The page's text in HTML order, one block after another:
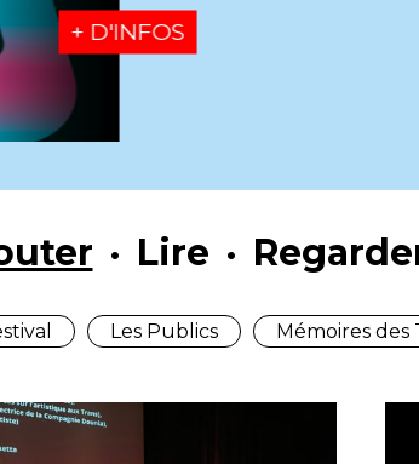
+ D'INFOS
Lire
Les Publics Mémoires des